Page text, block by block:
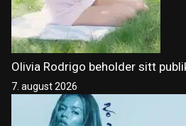
Olivia Rodrigo beholder sitt
7. august 2026